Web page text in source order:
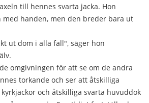
till hennes svarta jacka. Hon
med handen, men den breder bara ut
ut dom i alla fall", säger hon
omgivningen för att se om de andra
torkande och ser att åtskilliga
och åtskilliga svarta huvuddok